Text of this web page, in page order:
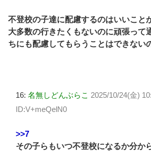
不登校の子達に配慮するのはいいこと
大多数の行きたくもないのに頑張って
ちにも配慮してもらうことはできない
16: 名無しどんぶらこ 2025/10/24(金)
ID:V+meQelN0
>>7
その子らもいつ不登校になるか分か